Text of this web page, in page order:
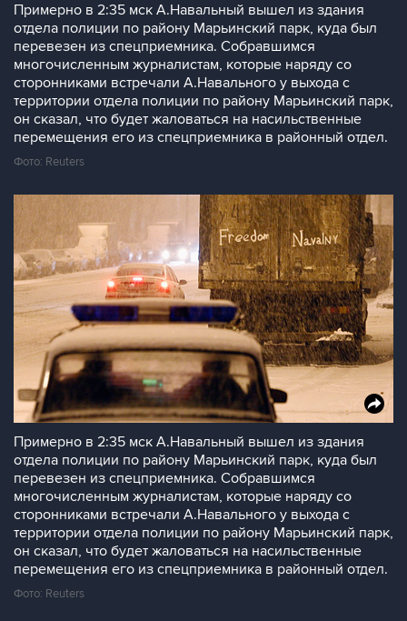
Примерно в 2:35 мск А.Навальный вышел из здания
отдела полиции по району Марьинский парк, куда был
перевезен из спецприемника. Собравшимся
многочисленным журналистам, которые наряду со
сторонниками встречали А.Навального у выхода с
территории отдела полиции по району Марьинский парк,
он сказал, что будет жаловаться на насильственные
перемещения его из спецприемника в районный отдел.
Фото: Reuters
Примерно в 2:35 мск А.Навальный вышел из здания
отдела полиции по району Марьинский парк, куда был
перевезен из спецприемника. Собравшимся
многочисленным журналистам, которые наряду со
сторонниками встречали А.Навального у выхода с
территории отдела полиции по району Марьинский парк,
он сказал, что будет жаловаться на насильственные
перемещения его из спецприемника в районный отдел.
Фото: Reuters